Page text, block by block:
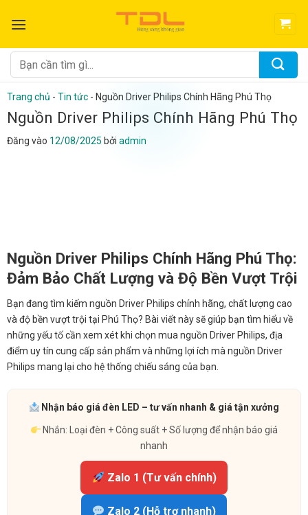
qua
dung
Tìm
kiếm:
Trang chủ - Tin tức - Nguồn Driver Philips Chính Hãng Phú Thọ
Nguồn Driver Philips Chính Hãng Phú Thọ
Đăng vào 12/08/2025 bởi admin
Nguồn Driver Philips Chính Hãng Phú Thọ:
Đảm Bảo Chất Lượng và Độ Bền Vượt Trội
Bạn đang tìm kiếm nguồn Driver Philips chính hãng, chất lượng cao
và độ bền vượt trội tại Phú Thọ? Bài viết này sẽ giúp bạn tìm hiểu về
những yếu tố cần xem xét khi chọn mua nguồn Driver Philips, địa
điểm uy tín cung cấp sản phẩm và những lợi ích mà nguồn Driver
Philips mang lại cho hệ thống chiếu sáng của bạn.
Nhận báo giá đèn LED – tư vấn nhanh & giá tận xưởng
Nhắn: Loại đèn + Công suất + Số lượng để nhận báo giá
nhanh
Zalo 1 (Tư vấn chính)
Zalo 2 (Hỗ trợ nhanh)